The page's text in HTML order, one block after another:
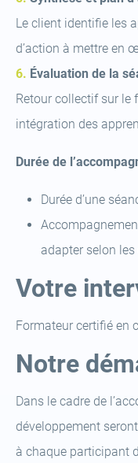
Le client identifie les
d’action à mettre en
Évaluation de la
Retour collectif sur le
intégration des
Durée de
Durée d’une
adapter selon
Votre
Formateur certifié en
Notre
Dans le cadre de
développement
à chaque participant